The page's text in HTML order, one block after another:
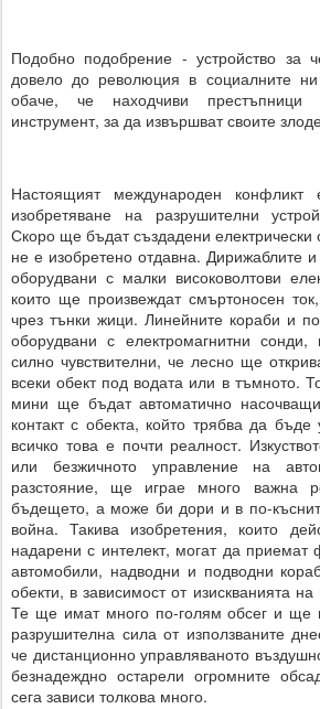
Подобно подобрение - устройство за
довело до революция в социалните
обаче, че находчиви престъпници
инструмент, за да извършват своите
Настоящият международен
изобретяване на разрушителни
Скоро ще бъдат създадени
не е изобретено отдавна. Дирижаблите
оборудвани с малки високоволтови
които ще произвеждат смъртоносен
чрез тънки жици. Линейните кораби и
оборудвани с електромагнитни
силно чувствителни, че лесно ще
всеки обект под водата или в тъмното.
мини ще бъдат автоматично
контакт с обекта, който трябва да
всичко това е почти реалност.
или безжичното управление на
разстояние, ще играе много важна
бъдещето, а може би дори и в по-
война. Такива изобретения, които
надарени с интелект, могат да
автомобили, надводни и подводни
обекти, в зависимост от изискванията
Те ще имат много по-голям обсег и ще
разрушителна сила от използваните
че дистанционно управляваното
безнадеждно остарели огромните
сега зависи толкова много.